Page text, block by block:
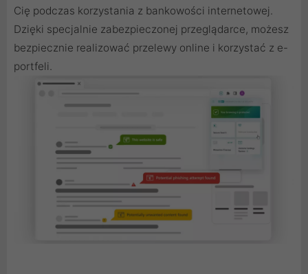
Cię podczas korzystania z bankowości internetowej.
Dzięki specjalnie zabezpieczonej przeglądarce, możesz
bezpiecznie realizować przelewy online i korzystać z e-
portfeli.